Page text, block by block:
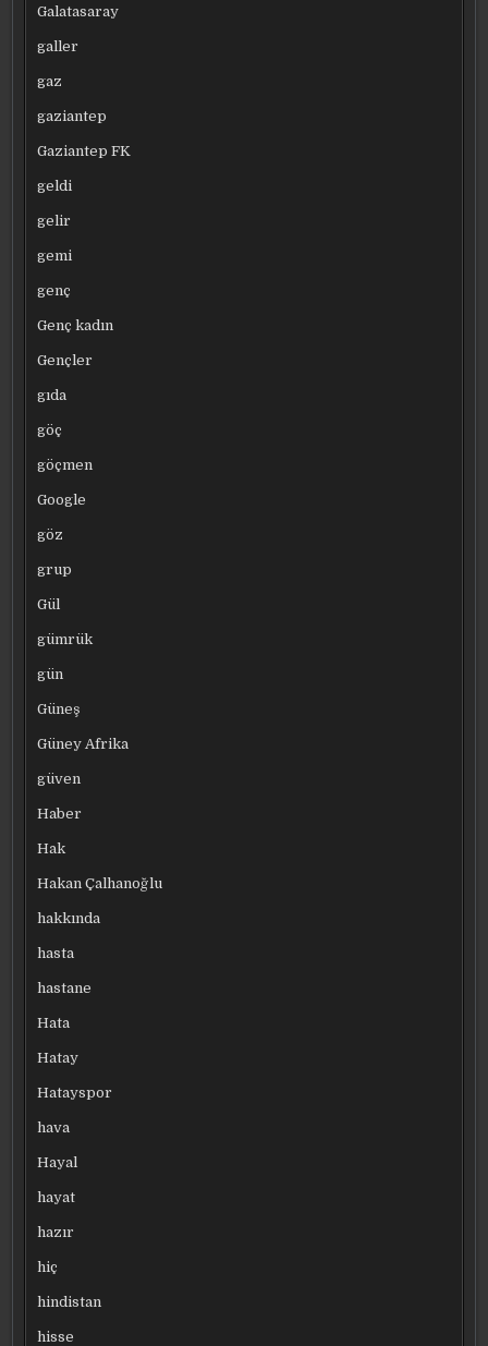
Galatasaray
galler
gaz
gaziantep
Gaziantep FK
geldi
gelir
gemi
genç
Genç kadın
Gençler
gıda
göç
göçmen
Google
göz
grup
Gül
gümrük
gün
Güneş
Güney Afrika
güven
Haber
Hak
Hakan Çalhanoğlu
hakkında
hasta
hastane
Hata
Hatay
Hatayspor
hava
Hayal
hayat
hazır
hiç
hindistan
hisse